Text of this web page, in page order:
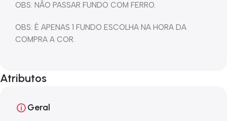
OBS: NÃO PASSAR FUNDO COM FERRO.
OBS: É APENAS 1 FUNDO ESCOLHA NA HORA DA
COMPRA A COR.
Atributos
Geral